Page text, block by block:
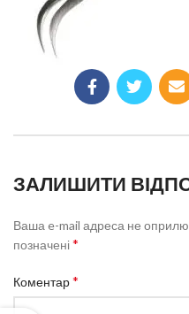
ЗАЛИШИТИ
Ваша e-mail адреса не
позначені*
Коментар*